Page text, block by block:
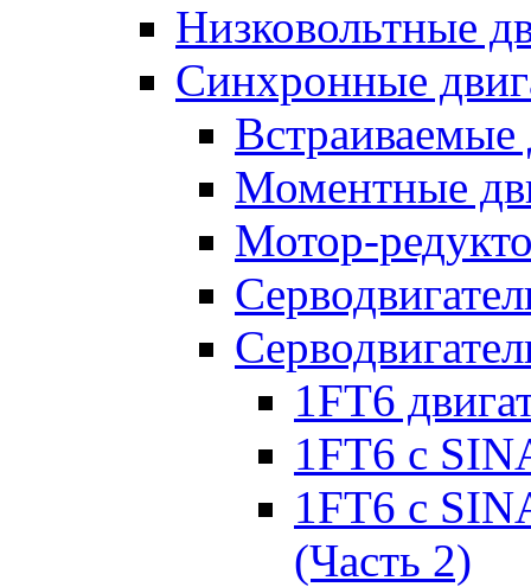
Низковольтные
Синхронные
Встраиваемые
Моментные
Мотор-
1FT6
1FT6 с
1FT6 с
(Часть 2)